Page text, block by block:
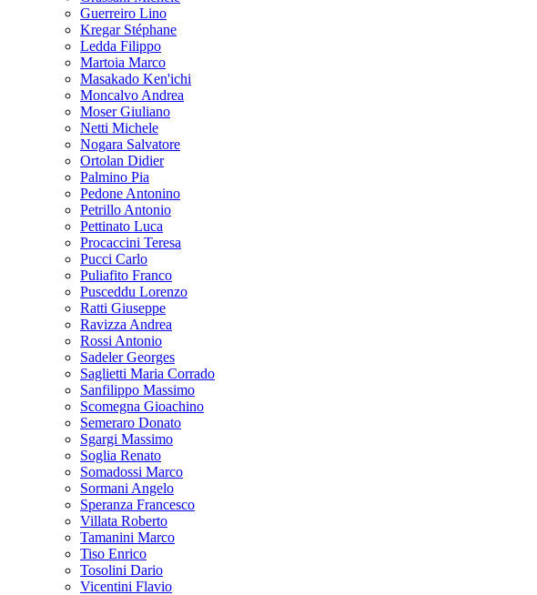
Guerreiro Lino
Kregar Stéphane
Ledda Filippo
Martoia Marco
Masakado Ken'ichi
Moncalvo Andrea
Moser Giuliano
Netti Michele
Nogara Salvatore
Ortolan Didier
Palmino Pia
Pedone Antonino
Petrillo Antonio
Pettinato Luca
Procaccini Teresa
Pucci Carlo
Puliafito Franco
Pusceddu Lorenzo
Ratti Giuseppe
Ravizza Andrea
Rossi Antonio
Sadeler Georges
Saglietti Maria Corrado
Sanfilippo Massimo
Scomegna Gioachino
Semeraro Donato
Sgargi Massimo
Soglia Renato
Somadossi Marco
Sormani Angelo
Speranza Francesco
Villata Roberto
Tamanini Marco
Tiso Enrico
Tosolini Dario
Vicentini Flavio